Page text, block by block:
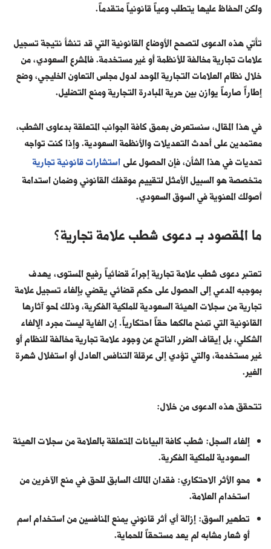
ولكن الحفاظ عليها يتطلب وعياً قانونياً متقدماً.
تأتي هذه الدعوى لتصحح الأوضاع القانونية التي قد تنشأ نتيجة تسجيل
علامات تجارية مخالفة للأنظمة أو غير مستخدمة. فالمشرع السعودي، من
خلال نظام العلامات التجارية الموحد لدول مجلس التعاون الخليجي، وضع
إطاراً صارماً يوازن بين حرية المبادرة التجارية ومنع التضليل.
في هذا المقال، سنستعرض بعمق كافة الجوانب المتعلقة بدعاوى الشطب،
معتمدين على أحدث التعديلات والأنظمة السعودية. وإذا كنت تواجه
تحديات في هذا الشأن، فإن الحصول علىاستشارات قانونية تجارية
متخصصة هو السبيل الأمثل لتقييم موقفك القانوني وضمان استدامة
أصولك المعنوية في السوق السعودي.
ما المقصود بـ دعوى شطب علامة تجارية؟
تعتبردعوى شطب علامة تجاريةإجراءً قضائياً رفيع المستوى، يهدف
بموجبه المدعي إلى الحصول على حكم قضائي يقضي بإلغاء تسجيل علامة
تجارية من سجلات الهيئة السعودية للملكية الفكرية، وذلك لمحو آثارها
القانونية التي تمنح مالكها حقاً احتكارياً. إن الغاية ليست مجرد الإلغاء
الشكلي، بل إيقاف الضرر الناتج عن وجود علامة تجارية مخالفة للنظام أو
غير مستخدمة، والتي تؤدي إلى عرقلة التنافس العادل أو استغلال شهرة
الغير.
تتحقق هذه الدعوى من خلال:
إلغاء السجل: شطب كافة البيانات المتعلقة بالعلامة من سجلات الهيئة
السعودية للملكية الفكرية.
محو الأثر الاحتكاري: فقدان المالك السابق للحق في منع الآخرين من
استخدام العلامة.
تطهير السوق: إزالة أي أثر قانوني يمنع المنافسين من استخدام اسم
أو شعار مشابه لم يعد مستحقاً للحماية.